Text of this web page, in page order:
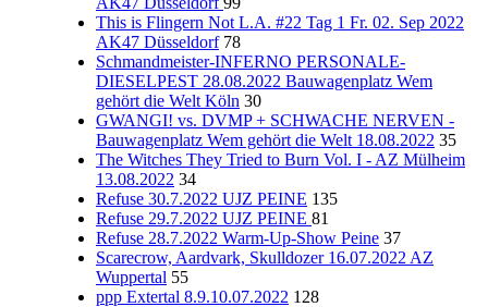
This is Flingern Not L.A. #22 Tag 1 Fr. 02. Sep 2022
AK47 Düsseldorf 78
Schmandmeister-INFERNO PERSONALE-
DIESELPEST 28.08.2022 Bauwagenplatz Wem
gehört die Welt Köln 30
GWANGI! vs. DVMP + SCHWACHE NERVEN -
Bauwagenplatz Wem gehört die Welt 18.08.2022 35
The Witches They Tried to Burn Vol. I - AZ Mülheim
13.08.2022 34
Refuse 30.7.2022 UJZ PEINE 135
Refuse 29.7.2022 UJZ PEINE 81
Refuse 28.7.2022 Warm-Up-Show Peine 37
Scarecrow, Aardvark, Skulldozer 16.07.2022 AZ
Wuppertal 55
ppp Extertal 8.9.10.07.2022 128